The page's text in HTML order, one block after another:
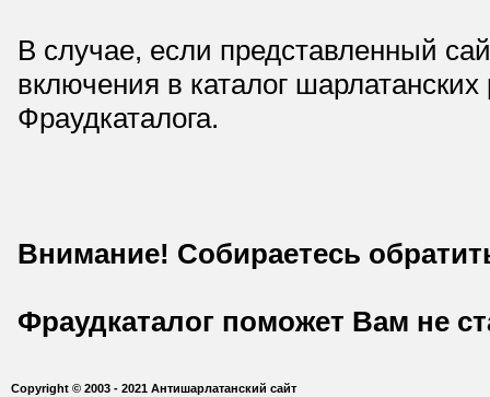
В случае, если представленный
включения в каталог
Фраудкаталога.
Внимание! Собираетесь
Фраудкаталог поможет Вам не
Copyright © 2003 - 2021 Антишарлатанский сайт